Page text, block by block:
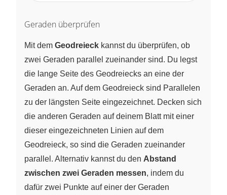
Geraden überprüfen
Mit dem Geodreieck kannst du überprüfen, ob
zwei Geraden parallel zueinander sind. Du legst
die lange Seite des Geodreiecks an eine der
Geraden an. Auf dem Geodreieck sind Parallelen
zu der längsten Seite eingezeichnet. Decken sich
die anderen Geraden auf deinem Blatt mit einer
dieser eingezeichneten Linien auf dem
Geodreieck, so sind die Geraden zueinander
parallel. Alternativ kannst du den Abstand
zwischen zwei Geraden messen, indem du
dafür zwei Punkte auf einer der Geraden